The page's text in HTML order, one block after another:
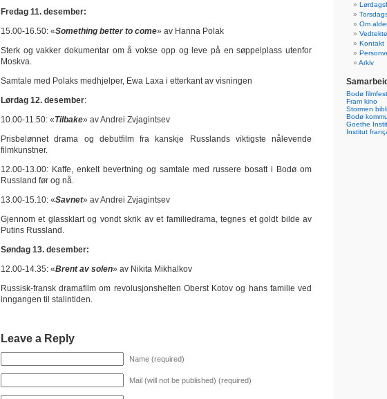
Fredag 11. desember:
15.00-16.50: «Something better to come» av Hanna Polak
Sterk og vakker dokumentar om å vokse opp og leve på en søppelplass utenfor
Moskva.
Samtale med Polaks medhjelper, Ewa Laxa i etterkant av visningen
Lørdag 12. desember:
10.00-11.50: «Tilbake» av Andrei Zvjagintsev
Prisbelønnet drama og debutfilm fra kanskje Russlands viktigste nålevende
filmkunstner.
12.00-13.00: Kaffe, enkelt bevertning og samtale med russere bosatt i Bodø om
Russland før og nå.
13.00-15.10: «Savnet» av Andrei Zvjagintsev
Gjennom et glassklart og vondt skrik av et familiedrama, tegnes et goldt bilde av
Putins Russland.
Søndag 13. desember:
12.00-14.35: «Brent av solen» av Nikita Mikhalkov
Russisk-fransk dramafilm om revolusjonshelten Oberst Kotov og hans familie ved
inngangen til stalintiden.
Leave a Reply
Name (required)
Mail (will not be published) (required)
Om
Kontakt
Arkiv
Bodø
Fram kino
Stormen
Bodø
Goethe
Institut